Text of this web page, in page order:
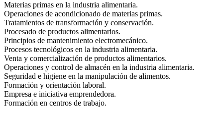
Materias primas en la industria alimentaria.
Operaciones de acondicionado de materias primas.
Tratamientos de transformación y conservación.
Procesado de productos alimentarios.
Principios de mantenimiento electromecánico.
Procesos tecnológicos en la industria alimentaria.
Venta y comercialización de productos alimentarios.
Operaciones y control de almacén en la industria alimentaria.
Seguridad e higiene en la manipulación de alimentos.
Formación y orientación laboral.
Empresa e iniciativa emprendedora.
Formación en centros de trabajo.